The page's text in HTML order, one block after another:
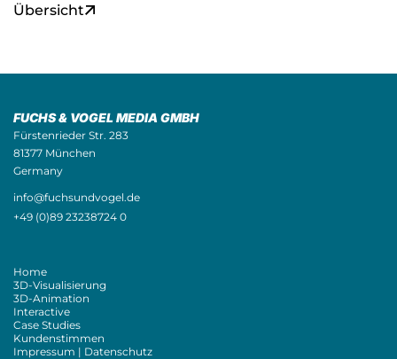
Übersicht
FUCHS & VOGEL MEDIA GMBH
Fürstenrieder Str. 283
81377 München
Germany
info@fuchsundvogel.de
+49 (0)89 23238724 0
Home
3D-Visualisierung
3D-Animation
Interactive
Case Studies
Kundenstimmen
Impressum | Datenschutz